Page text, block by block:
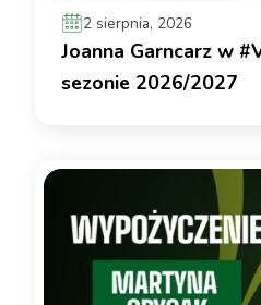
2 sierpnia, 2026
Joanna Garncarz w
sezonie 2026/2027